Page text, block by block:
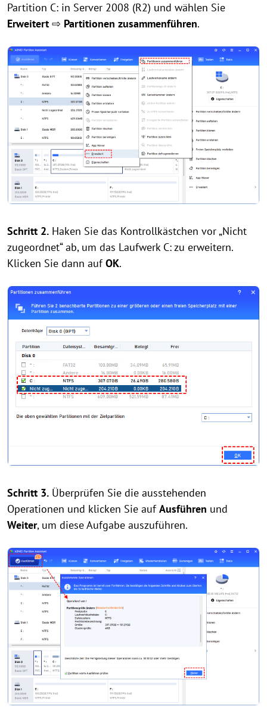
Partition C: in Server 2008 (R2) und wählen Sie
Erweitert ⇨ Partitionen zusammenführen.
Schritt 2. Haken Sie das Kontrollkästchen vor „Nicht
zugeordnet“ ab, um das Laufwerk C: zu erweitern.
Klicken Sie dann aufOK.
Schritt 3. Überprüfen Sie die ausstehenden
Operationen und klicken Sie aufAusführen und
Weiter, um diese Aufgabe auszuführen.